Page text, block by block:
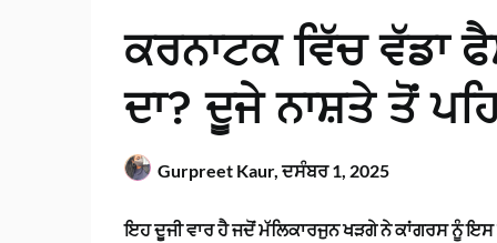
ਕਰਨਾਟਕ ਵਿੱਚ ਵੱਡਾ
ਦਾ? ਦੂਜੇ ਨਾਸ਼ਤੇ ਤੋਂ
Gurpreet Kaur,ਦਸੰਬਰ 1, 2025
ਇਹ ਦੂਜੀ ਵਾਰ ਹੈ ਜਦੋਂ ਮੱਲਿਕਾਰਜੁਨ ਖੜਗੇ ਨੇ ਕਾਂਗਰਸ ਨੂੰ